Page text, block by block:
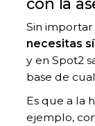
Sin
necesitas
y en Spot2
base de
Es que a la
ejemplo,